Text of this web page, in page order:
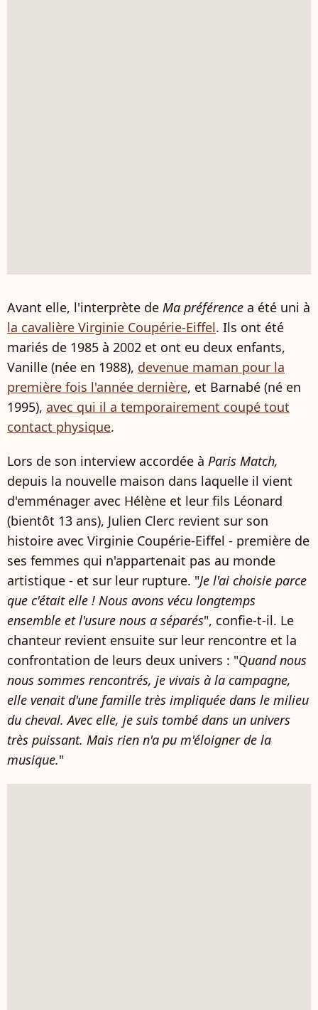
Avant elle, l'interprète de Ma préférence a été uni à
la cavalière Virginie Coupérie-Eiffel. Ils ont été
mariés de 1985 à 2002 et ont eu deux enfants,
Vanille (née en 1988), devenue maman pour la
première fois l'année dernière, et Barnabé (né en
1995), avec qui il a temporairement coupé tout
contact physique.
Lors de son interview accordée à Paris Match,
depuis la nouvelle maison dans laquelle il vient
d'emménager avec Hélène et leur fils Léonard
(bientôt 13 ans), Julien Clerc revient sur son
histoire avec Virginie Coupérie-Eiffel - première de
ses femmes qui n'appartenait pas au monde
artistique - et sur leur rupture. "Je l'ai choisie parce
que c'était elle ! Nous avons vécu longtemps
ensemble et l'usure nous a séparés", confie-t-il. Le
chanteur revient ensuite sur leur rencontre et la
confrontation de leurs deux univers : "Quand nous
nous sommes rencontrés, je vivais à la campagne,
elle venait d'une famille très impliquée dans le milieu
du cheval. Avec elle, je suis tombé dans un univers
très puissant. Mais rien n'a pu m'éloigner de la
musique."